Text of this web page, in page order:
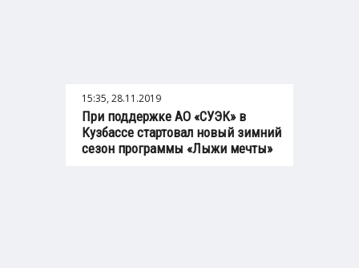
15:35, 28.11.2019
При поддержке АО «СУЭК» в
Кузбассе стартовал новый зимний
сезон программы «Лыжи мечты»